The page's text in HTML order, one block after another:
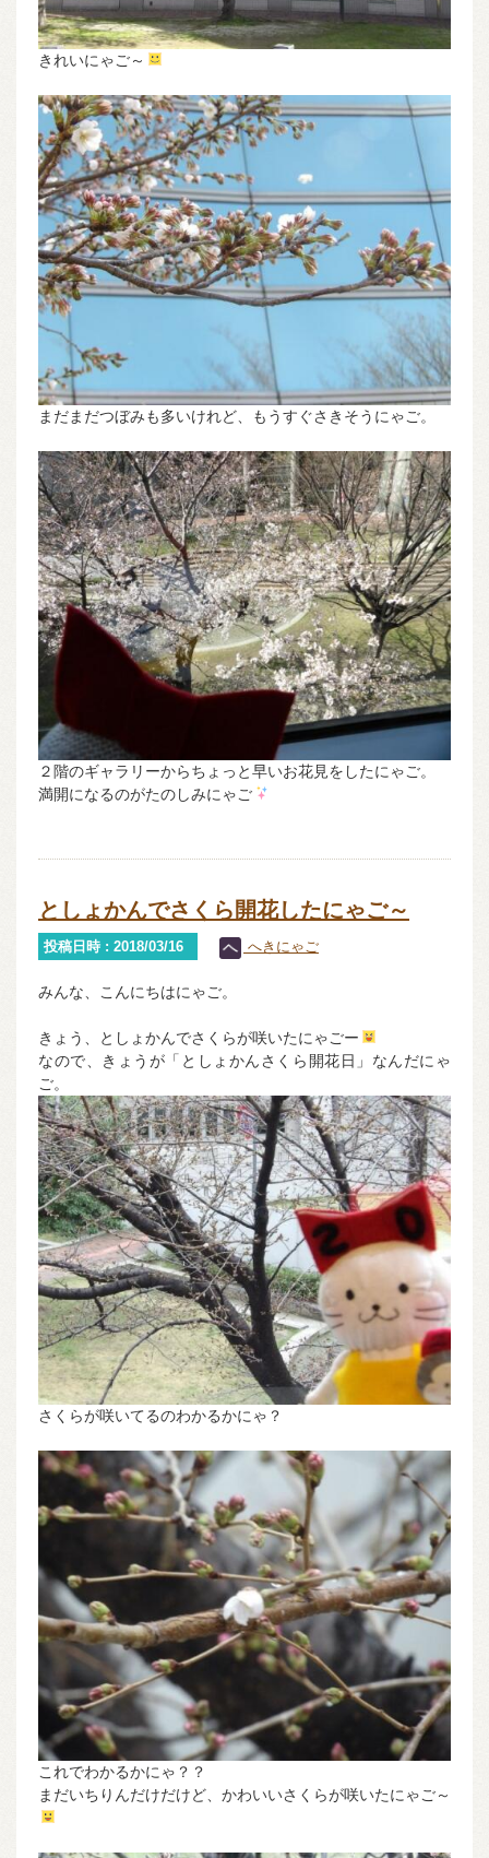
きれいにゃご～
まだまだつぼみも多いけれど、もうすぐさきそうにゃご。
２階のギャラリーからちょっと早いお花見をしたにゃご。
満開になるのがたのしみにゃご
としょかんでさくら開花したにゃご～
投稿日時 : 2018/03/16 へきにゃご
みんな、こんにちはにゃご。
きょう、としょかんでさくらが咲いたにゃごー
なので、きょうが「としょかんさくら開花日」なんだにゃ
ご。
さくらが咲いてるのわかるかにゃ？
これでわかるかにゃ？？
まだいちりんだけだけど、かわいいさくらが咲いたにゃご～